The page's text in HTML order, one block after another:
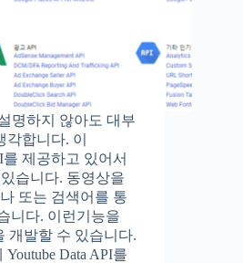
명하지 않아도 대부
합니다. 이
를 제공하고 있어서
습니다. 동영상을
또는 검색어를 통
니다. 이런기능을
개발할 수 있습니다.
Data API를